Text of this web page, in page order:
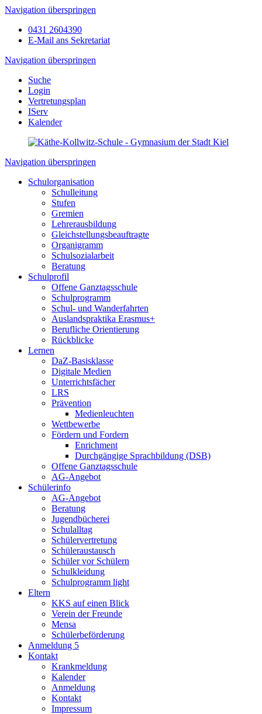
Navigation überspringen
0431 2604390
E-Mail ans Sekretariat
Navigation überspringen
Suche
Login
Vertretungsplan
IServ
Kalender
Navigation überspringen
Schulorganisation
Schulleitung
Stufen
Gremien
Lehrerausbildung
Gleichstellungsbeauftragte
Organigramm
Schulsozialarbeit
Beratung
Schulprofil
Offene Ganztagsschule
Schulprogramm
Schul- und Wanderfahrten
Auslandspraktika Erasmus+
Berufliche Orientierung
Rückblicke
Lernen
DaZ-Basisklasse
Digitale Medien
Unterrichtsfächer
LRS
Prävention
Medienleuchten
Wettbewerbe
Fördern und Fordern
Enrichment
Durchgängige Sprachbildung (DSB)
Offene Ganztagsschule
AG-Angebot
Schülerinfo
AG-Angebot
Beratung
Jugendbücherei
Schulalltag
Schülervertretung
Schüleraustausch
Schüler vor Schülern
Schulkleidung
Schulprogramm light
Eltern
KKS auf einen Blick
Verein der Freunde
Mensa
Schülerbeförderung
Anmeldung 5
Kontakt
Krankmeldung
Kalender
Anmeldung
Kontakt
Impressum